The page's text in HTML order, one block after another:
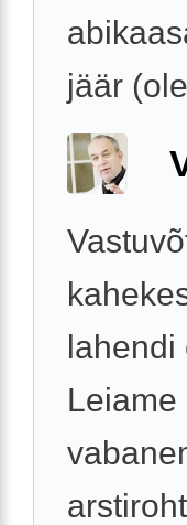
jäär
lahendi